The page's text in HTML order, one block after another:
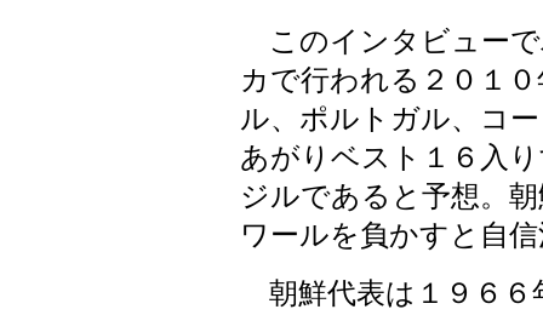
このインタビュー
カで行われる２０１
ル、ポルトガル、コ
あがりベスト１６入
ジルであると予想。
ワールを負かすと自
朝鮮代表は１９６６